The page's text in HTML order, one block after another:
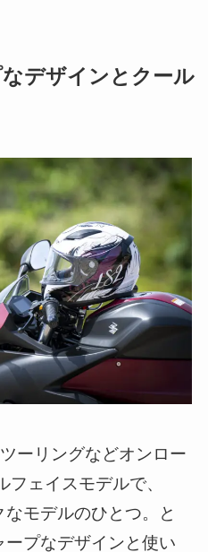
デザインとクール
ーリングなどオンロー
ェイスモデルで、
モデルのひとつ。と
プなデザインと使い